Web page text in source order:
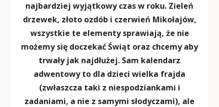
najbardziej wyjątkowy czas w roku. Zieleń
drzewek, złoto ozdób i czerwień Mikołajów,
wszystkie te elementy sprawiają, że nie
możemy się doczekać Świąt oraz chcemy aby
trwały jak najdłużej. Sam kalendarz
adwentowy to dla dzieci wielka frajda
(zwłaszcza taki z niespodziankami i
zadaniami, a nie z samymi słodyczami), ale